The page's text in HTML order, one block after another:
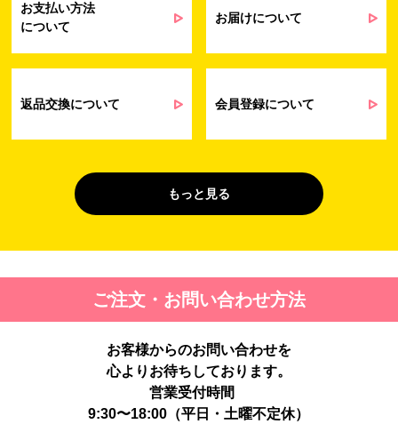
ターなど）に関連する情報を、電子メー
問い合わせへの対応のため
た場合のご対応のため
受託業務
（間接取得）
契約した小売店より委託された先への納
４. 個人情報を第三者に提供することが予定される場合の事項
第三者に提供する目的：パーソナライズ広告配信および効果測定・
最適化のため。
提供する個人情報の項目：Cookie 等の識別子、広告 ID、閲覧・行
動履歴、IP、ブラウザ・端末情報、（同意時）メールアドレス等の
提供の手段又は方法：当社ウェブサイトのタグ・SDK・API 等に
よる安全な電送、又は管理コンソールからの連携。
提供先：広告配信事業者（例：Google LLC等）。
個人情報の取り扱いに関する契約：提供先と個人情報取扱い契約
お支払い方法
について
お届けについて
返品交換について 会員登録について
もっと見る
ご注文・お問い合わせ方法
お客様からのお問い合わせを
心よりお待ちしております。
営業受付時間
9:30〜18:00（平日・土曜不定休）